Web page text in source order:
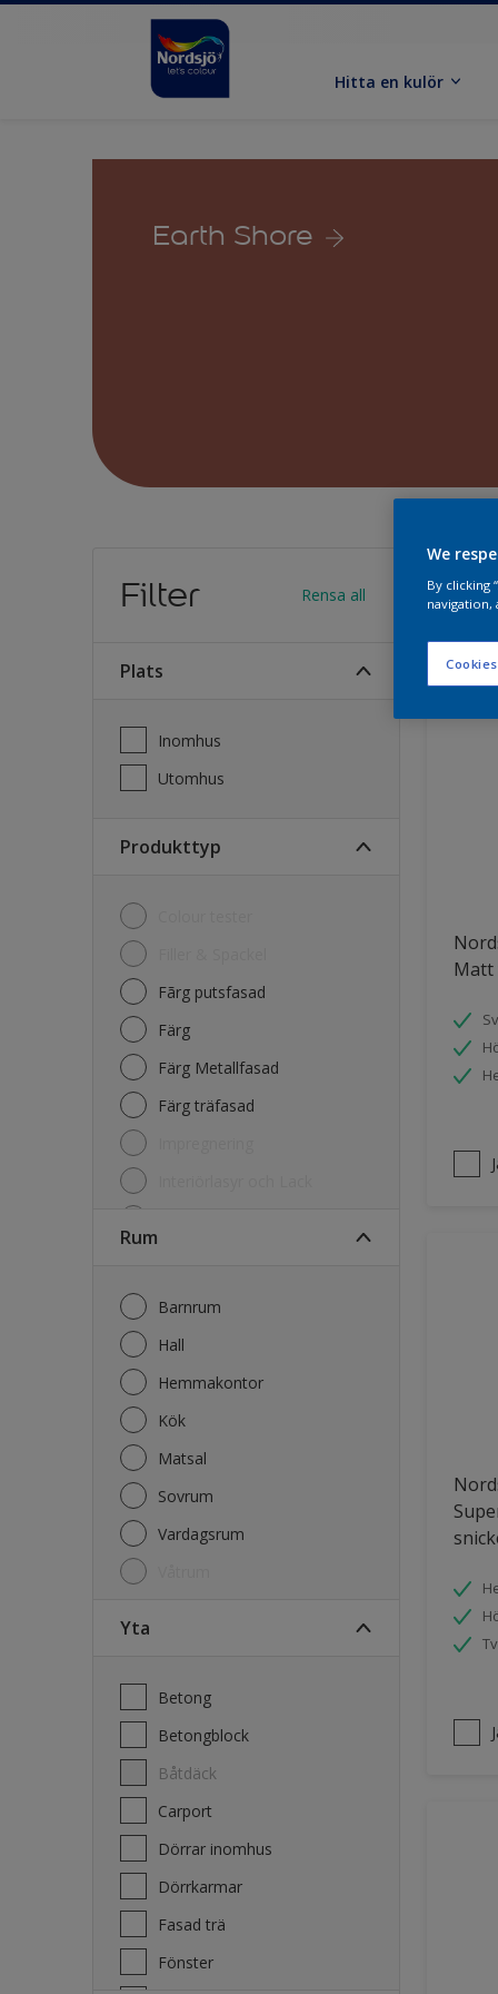
Hitta en kulör
Earth Shore
Filter Rensa all
Plats
Inomhus
Utomhus
Produkttyp
Fãrg putsfasad
Färg
Färg Metallfasad
Färg träfasad
Rum
Barnrum
Hall
Hemmakontor
Kök
Matsal
Sovrum
Vardagsrum
Yta
Betong
Betongblock
Båtdäck
Carport
Dörrar inomhus
Dörrkarmar
Fasad trä
Fönster
Matt
We
By clicking
navigation,